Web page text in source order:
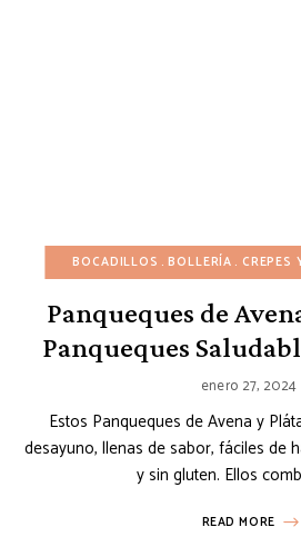
BOCADILLOS BOLLERÍA CREPES
Panqueques de
Panqueques
enero 27, 2024
Estos Panqueques de Avena y
desayuno, llenas de sabor, fáciles de
y sin gluten. Ellos
READ MORE